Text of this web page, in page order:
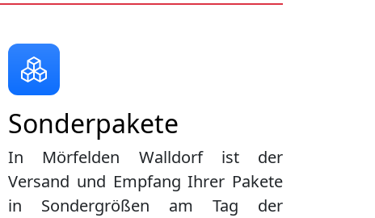
Sonderpakete
In Mörfelden Walldorf ist der
Versand und Empfang Ihrer Pakete
in Sondergrößen am Tag der